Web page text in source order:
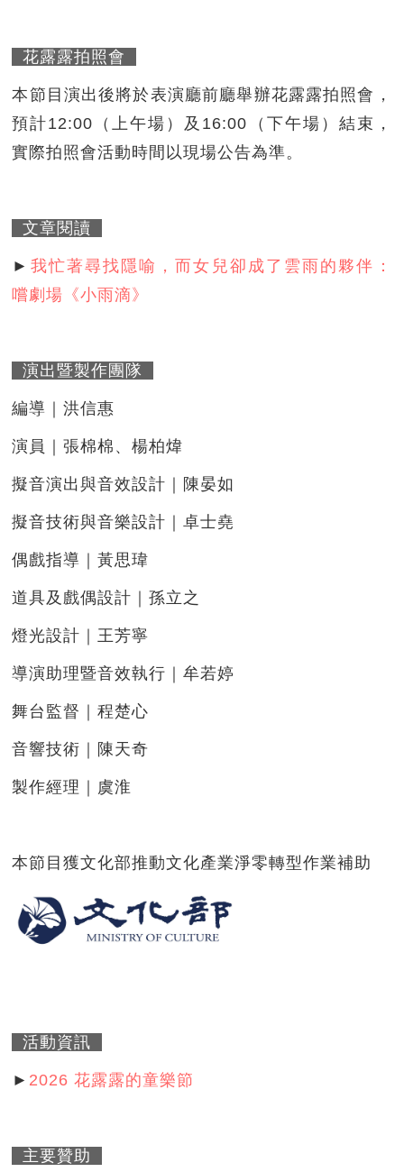
花露露拍照會
本節目演出後將於表演廳前廳舉辦花露露拍照會，
預計12:00（上午場）及16:00（下午場）結束，
實際拍照會活動時間以現場公告為準。
文章閱讀
► 我忙著尋找隱喻，而女兒卻成了雲雨的夥伴：
嚐劇場《小雨滴》
演出暨製作團隊
編導｜洪信惠
演員｜張棉棉、楊柏煒
擬音演出與音效設計｜陳晏如
擬音技術與音樂設計｜卓士堯
偶戲指導｜黃思瑋
道具及戲偶設計｜孫立之
燈光設計｜王芳寧
導演助理暨音效執行｜牟若婷
舞台監督｜程楚心
音響技術｜陳天奇
製作經理｜虞淮
本節目獲文化部推動文化產業淨零轉型作業補助
活動資訊
► 2026 花露露的童樂節
主要贊助